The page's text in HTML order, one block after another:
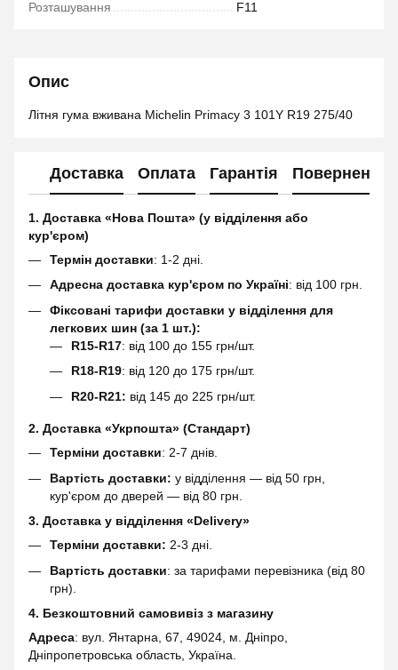
Розташування F11
Опис
Літня гума вживана Michelin Primacy 3 101Y R19 275/40
Доставка Оплата Гарантія Повернення
1. Доставка «Нова Пошта» (у відділення або
кур'єром)
Термін доставки: 1-2 дні.
Адресна доставка кур'єром по Україні: від 100 грн.
Фіксовані тарифи доставки у відділення для
легкових шин (за 1 шт.):
R15-R17: від 100 до 155 грн/шт.
R18-R19: від 120 до 175 грн/шт.
R20-R21: від 145 до 225 грн/шт.
2. Доставка «Укрпошта» (Стандарт)
Терміни доставки: 2-7 днів.
Вартість доставки: у відділення — від 50 грн,
кур'єром до дверей — від 80 грн.
3. Доставка у відділення «Delivery»
Терміни доставки: 2-3 дні.
Вартість доставки: за тарифами перевізника (від 80
грн).
4. Безкоштовний самовивіз з магазину
Адреса: вул. Янтарна, 67, 49024, м. Дніпро,
Дніпропетровська область, Україна.